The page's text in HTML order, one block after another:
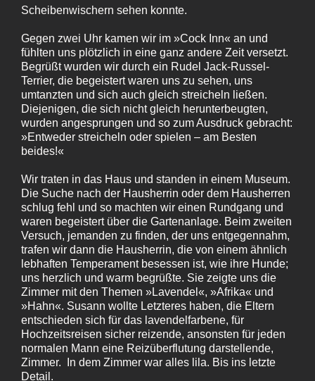
Scheibenwischern sehen konnte.
Gegen zwei Uhr kamen wir im »Cock Inn« an und
fühlten uns plötzlich in eine ganz andere Zeit versetzt.
Begrüßt wurden wir durch ein Rudel Jack-Russel-
Terrier, die begeistert waren uns zu sehen, uns
umtanzten und sich auch gleich streicheln ließen.
Diejenigen, die sich nicht gleich herunterbeugten,
wurden angesprungen und so zum Ausdruck gebracht:
»Entweder streicheln oder spielen – am Besten
beides!«
Wir traten in das Haus und standen in einem Museum.
Die Suche nach der Hausherrin oder dem Hausherren
schlug fehl und so machten wir einen Rundgang und
waren begeistert über die Gartenanlage. Beim zweiten
Versuch, jemanden zu finden, der uns entgegennahm,
trafen wir dann die Hausherrin, die von einem ähnlich
lebhaften Temperament besessen ist, wie ihre Hunde;
uns herzlich und warm begrüßte. Sie zeigte uns die
Zimmer mit den Themen »Lavendel«, »Afrika« und
»Hahn«. Susann wollte Letzteres haben, die Eltern
entschieden sich für das lavendelfarbene, für
Hochzeitsreisen sicher reizende, ansonsten für jeden
normalen Mann eine Reizüberflutung darstellende,
Zimmer. In dem Zimmer war alles lila. Bis ins letzte
Detail.